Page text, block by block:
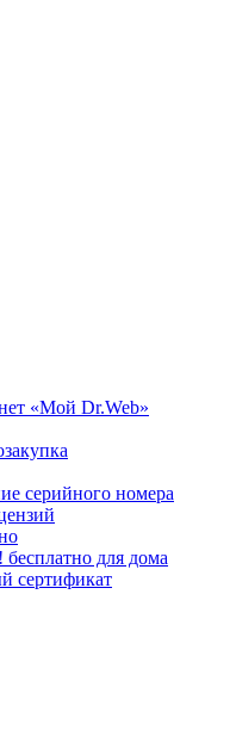
«Мой Dr.Web»
серийного номера
для дома
сертификат